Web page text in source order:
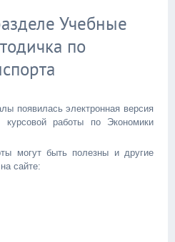
Учебные
по
появилась электронная версия
работы по Экономики
могут быть полезны и другие
сайте: